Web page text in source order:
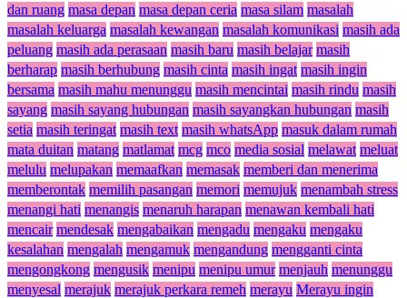
dan ruang masa depan masa depan ceria masa silam masalah
masalah keluarga masalah kewangan masalah komunikasi masih ada
peluang masih ada perasaan masih baru masih belajar masih
berharap masih berhubung masih cinta masih ingat masih ingin
bersama masih mahu menunggu masih mencintai masih rindu masih
sayang masih sayang hubungan masih sayangkan hubungan masih
setia masih teringat masih text masih whatsApp masuk dalam rumah
mata duitan matang matlamat mcg mco media sosial melawat meluat
melulu melupakan memaafkan memasak memberi dan menerima
memberontak memilih pasangan memori memujuk menambah stress
menangi hati menangis menaruh harapan menawan kembali hati
mencair mendesak mengabaikan mengadu mengaku mengaku
kesalahan mengalah mengamuk mengandung mengganti cinta
mengongkong mengusik menipu menipu umur menjauh menunggu
menyesal merajuk merajuk perkara remeh merayu Merayu ingin